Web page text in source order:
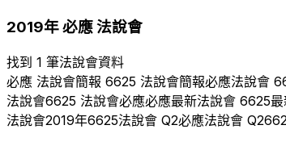
2019年必應法說會
找到 1 筆法說會資料
必應 法說會簡報 6625 法說會簡報必應法說會
法說會6625 法說會必應必應最新法說會 6625
法說會2019年6625法說會 Q2必應法說會 Q2